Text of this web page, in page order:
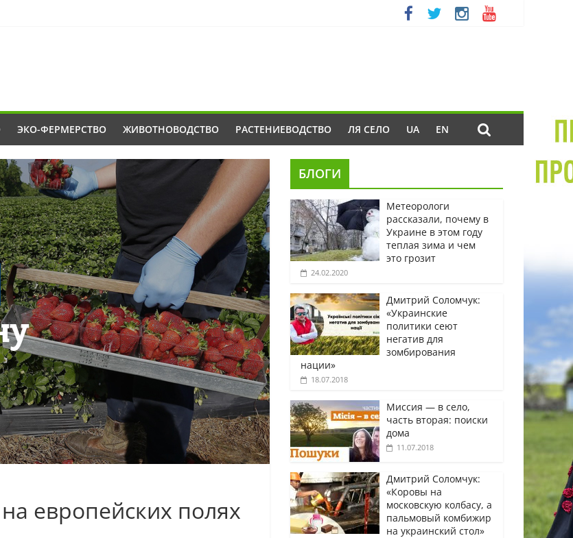
ЭКО-ФЕРМЕРСТВО ЖИВОТНОВОДСТВО РАСТЕНИЕВОДСТВО ЛЯ СЕЛО UA EN
европейских полях
БЛОГИ
Метеорологи
рассказали, почему в
Украине в этом году
теплая зима и чем
это грозит
24.02.2020
Дмитрий Соломчук:
«Украинские
политики сеют
негатив для
зомбирования
нации»
18.07.2018
Миссия — в село,
часть вторая: поиски
дома
11.07.2018
Дмитрий Соломчук:
«Коровы на
московскую колбасу, а
пальмовый комбижир
на украинский стол»